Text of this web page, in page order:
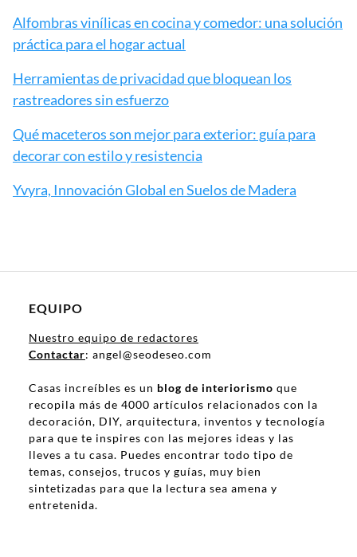
Alfombras vinílicas en cocina y comedor: una solución
práctica para el hogar actual
Herramientas de privacidad que bloquean los
rastreadores sin esfuerzo
Qué maceteros son mejor para exterior: guía para
decorar con estilo y resistencia
Yvyra, Innovación Global en Suelos de Madera
EQUIPO
Nuestro equipo de redactores
Contactar: angel@seodeseo.com
Casas increíbles es un blog de interiorismo que
recopila más de 4000 artículos relacionados con la
decoración, DIY, arquitectura, inventos y tecnología
para que te inspires con las mejores ideas y las
lleves a tu casa. Puedes encontrar todo tipo de
temas, consejos, trucos y guías, muy bien
sintetizadas para que la lectura sea amena y
entretenida.